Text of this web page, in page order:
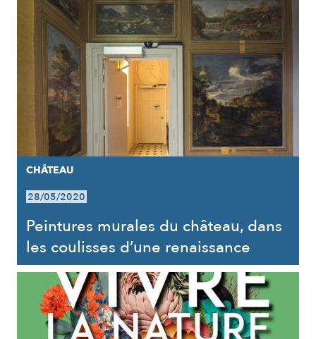
CHÂTEAU
28/05/2020
Peintures murales du château, dans
les coulisses d’une renaissance